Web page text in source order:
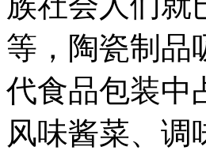
等，陶瓷制品
代食品包装中
风味酱菜、调